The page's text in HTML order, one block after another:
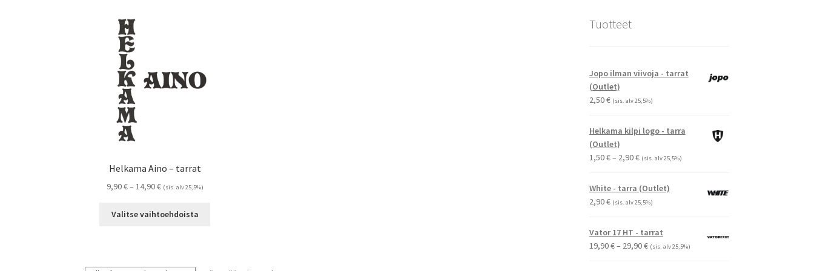
Helkama Aino – tarrat
9,90€– 14,90€Hintaluokka:
-
(sis. alv 25,5%)
Valitse vaihtoehdoista
Tuotteet
Jopo ilman viivoja - tarrat
(Outlet)
2,50€ (sis. alv 25,5%)
Helkama kilpi logo - tarra
(Outlet)
1,50€– 2,90€Hintaluokka:
-
(sis. alv 25,5%)
White - tarra (Outlet)
2,90€ (sis. alv 25,5%)
Vator 17 HT - tarrat
19,90€– 29,90€Hintaluokka:
(sis. alv 25,5%)